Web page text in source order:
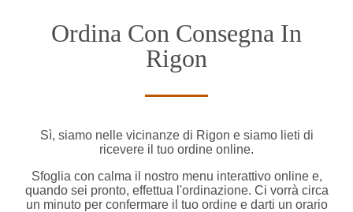
Ordina Con Consegna In
Rigon
Sì, siamo nelle vicinanze di Rigon e siamo lieti di
ricevere il tuo ordine online.
Sfoglia con calma il nostro menu interattivo online e,
quando sei pronto, effettua l'ordinazione. Ci vorrà circa
un minuto per confermare il tuo ordine e darti un orario